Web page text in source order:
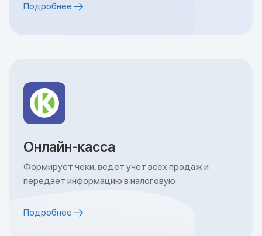
Подробнее
Онлайн-касса
Формирует чеки, ведет учет всех продаж и
передает информацию в налоговую
Подробнее